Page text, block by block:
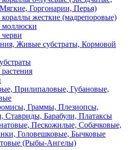
Горгонарии, Перья)
жесткие (мадрепоровые)
Живые субстраты, Кормовой
Прилипаловые, Губановые,
Граммы, Плезиопсы,
Ставриды, Барабули, Платаксы
Пескожилые, Собачковые,
Головешковые, Бычковые
(Рыбы-Ангелы)